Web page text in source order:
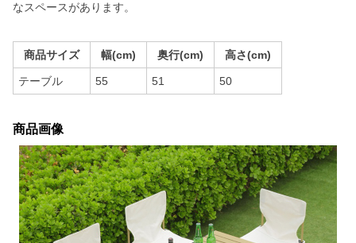
なスペースがあります。
商品サイズ 幅(cm) 奥行(cm) 高さ(cm)
テーブル 55 51 50
商品画像